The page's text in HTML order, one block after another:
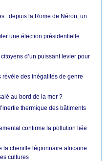
: depuis la Rome de Néron, un
une élection présidentielle
d’un puissant levier pour
révèle des inégalités de genre
au bord de la mer ?
thermique des bâtiments
confirme la pollution liée
la chenille légionnaire africaine :
cultures